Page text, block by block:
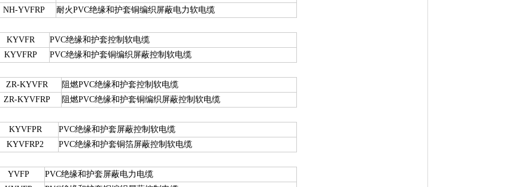
NH-YVFRP
耐火PVC绝缘和护套铜编织屏蔽电力软电缆
KYVFR
PVC绝缘和护套控制软电缆
KYVFRP
PVC绝缘和护套铜编织屏蔽控制软电缆
ZR-KYVFR
阻燃PVC绝缘和护套控制软电缆
ZR-KYVFRP
阻燃PVC绝缘和护套铜编织屏蔽控制软电缆
KYVFPR
PVC绝缘和护套屏蔽控制软电缆
KYVFRP2
PVC绝缘和护套铜箔屏蔽控制软电缆
YVFP
PVC绝缘和护套屏蔽电力电缆